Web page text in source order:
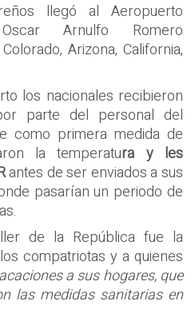
llegó al Aeropuerto
Arnulfo Romero
Arizona, California,
los nacionales recibieron
parte del personal del
como primera medida de
la temperatura y les
antes de ser enviados a sus
pasarían un periodo de
de la República fue la
compatriotas y a quienes
a sus hogares, que
las medidas sanitarias en